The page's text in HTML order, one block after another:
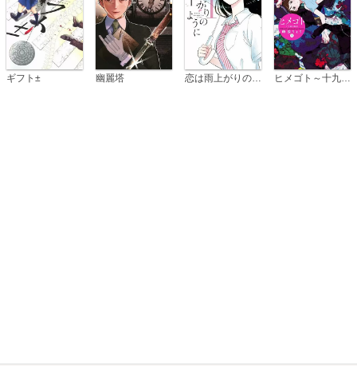
ギフト± 幽麗塔 恋は雨上がりのように ヒメゴト～十九歳の制服～